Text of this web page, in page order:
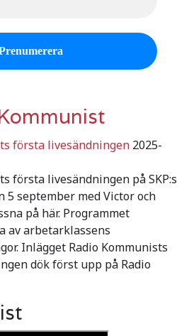
första livesändningen 2025-
första livesändningen på SKP:s
5 september med Victor och
på här. Programmet
av arbetarklassens
Inlägget Radio Kommunists
dök först upp på Radio